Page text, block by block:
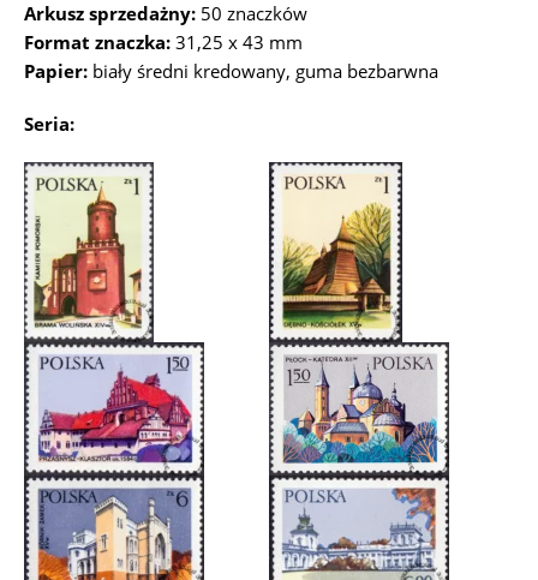
Arkusz sprzedażny: 50 znaczków
Format znaczka: 31,25 x 43 mm
Papier: biały średni kredowany, guma bezbarwna
Seria: